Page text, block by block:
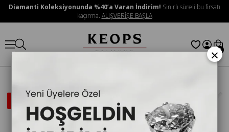
Diamanti Koleksiyonunda %40’a Varan İndirim! Sınırlı süreli bu fırsatı
kaçırma. ALIŞVERİŞE BAŞLA
0
İNDIRIMLI
×